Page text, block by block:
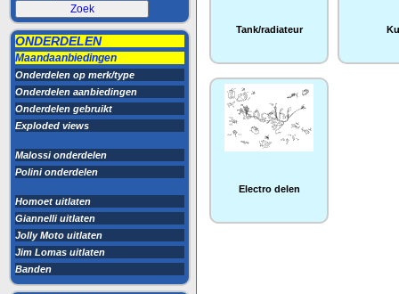
ONDERDELEN
Maandaanbiedingen
Onderdelen op merk/type
Onderdelen aanbiedingen
Onderdelen gebruikt
Exploded views
Malossi onderdelen
Polini onderdelen
Homoet uitlaten
Giannelli uitlaten
Jolly Moto uitlaten
Jim Lomas uitlaten
Banden
Tank/radiateur
Electro delen